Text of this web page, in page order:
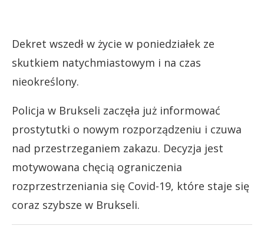
Dekret wszedł w życie w poniedziałek ze
skutkiem natychmiastowym i na czas
nieokreślony.
Policja w Brukseli zaczęła już informować
prostytutki o nowym rozporządzeniu i czuwa
nad przestrzeganiem zakazu. Decyzja jest
motywowana chęcią ograniczenia
rozprzestrzeniania się Covid-19, które staje się
coraz szybsze w Brukseli.